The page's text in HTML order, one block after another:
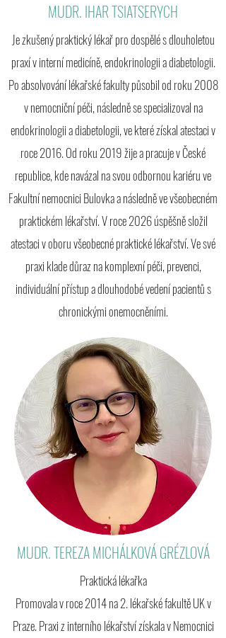
MUDR. IHAR TSIATSERYCH
Je zkušený praktický lékař pro dospělé s dlouholetou
praxí v interní medicíně, endokrinologii a diabetologii.
Po absolvování lékařské fakulty působil od roku 2008
v nemocniční péči, následně se specializoval na
endokrinologii a diabetologii, ve které získal atestaci v
roce 2016. Od roku 2019 žije a pracuje v České
republice, kde navázal na svou odbornou kariéru ve
Fakultní nemocnici Bulovka a následně ve všeobecném
praktickém lékařství. V roce 2026 úspěšně složil
atestaci v oboru všeobecné praktické lékařství. Ve své
praxi klade důraz na komplexní péči, prevenci,
individuální přístup a dlouhodobé vedení pacientů s
chronickými onemocněními.
MUDR. TEREZA MICHÁLKOVÁ GRÉZLOVÁ
Praktická lékařka
Promovala v roce 2014 na 2. lékařské fakultě UK v
Praze. Praxi z interního lékařství získala v Nemocnici